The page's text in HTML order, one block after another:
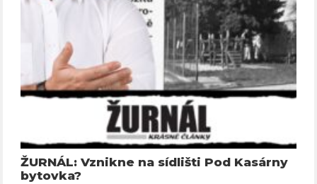
ŽURNÁL: Vznikne na sídlišti Pod Kasárny
bytovka?